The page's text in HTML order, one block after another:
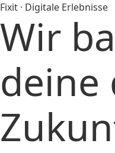
Fixit · Digitale Erlebnisse
Wir
deine